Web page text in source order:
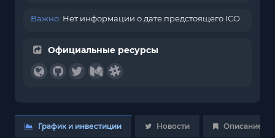
Важно: Нет информации о дате предстоящего ICO.
Официальные ресурсы
График и инвестиции Новости Описание